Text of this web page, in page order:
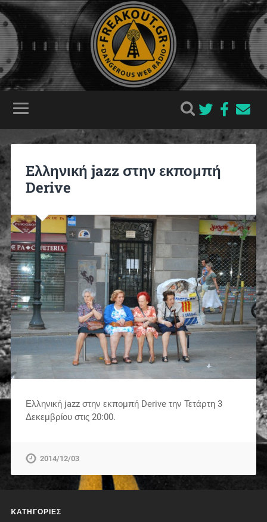
Eλληνική jazz στην εκπομπή
Derive
Ελληνική jazz στην εκπομπή Derive την Τετάρτη 3
Δεκεμβρίου στις 20:00.
2014/12/03
KΑΤΗΓΟΡΊΕΣ